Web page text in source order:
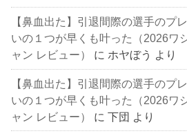
【鼻血出た】引退間際の選手のプ
いの１つが早くも叶った（2026ワ
ャン レビュー）
に ホヤぼう より
【鼻血出た】引退間際の選手のプ
いの１つが早くも叶った（2026ワ
ャン レビュー）
に下団 より